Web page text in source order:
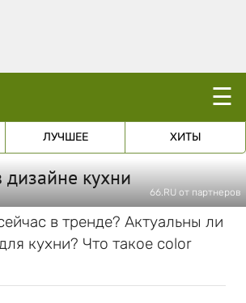
☰
ЛУЧШЕЕ ХИТЫ
дизайне кухни
66.RU от партнеров
в тренде? Актуальны ли
кухни? Что такое color